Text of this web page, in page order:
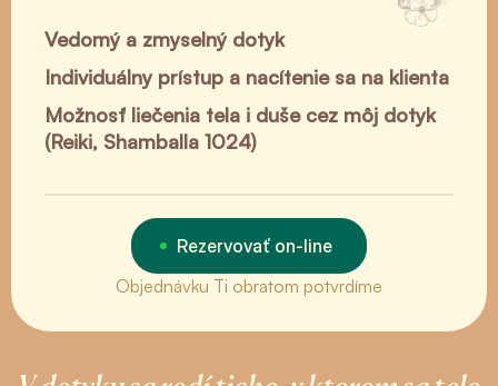
Vedomý a zmyselný dotyk
Individuálny prístup a nacítenie sa na klienta
Možnosť liečenia tela i duše cez môj dotyk
(Reiki, Shamballa 1024)
Rezervovať on-line
Objednávku Ti obratom potvrdíme